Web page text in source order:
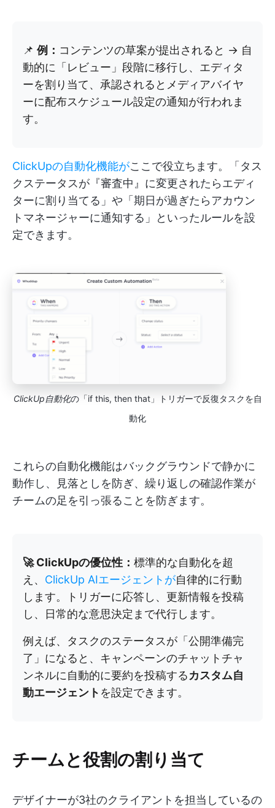
📌 例： コンテンツの草案が提出されると → 自
動的に「レビュー」段階に移行し、エディタ
ーを割り当て、承認されるとメディアバイヤ
ーに配布スケジュール設定の通知が行われま
す。
ClickUpの自動化機能がここで役立ちます。「タス
クステータスが『審査中』に変更されたらエディ
ターに割り当てる」や「期日が過ぎたらアカウン
トマネージャーに通知する」といったルールを設
定できます。
ClickUp自動化の「if this, then that」トリガーで反復タスクを自
動化
これらの自動化機能はバックグラウンドで静かに
動作し、見落としを防ぎ、繰り返しの確認作業が
チームの足を引っ張ることを防ぎます。
🚀 ClickUpの優位性： 標準的な自動化を超
え、 ClickUp AIエージェントが自律的に行動
します。トリガーに応答し、更新情報を投稿
し、日常的な意思決定まで代行します。
例えば、タスクのステータスが「公開準備完
了」になると、キャンペーンのチャットチャ
ンネルに自動的に要約を投稿するカスタム自
動エージェント を設定できます。
チームと役割の割り当て
デザイナーが3社のクライアントを担当しているの